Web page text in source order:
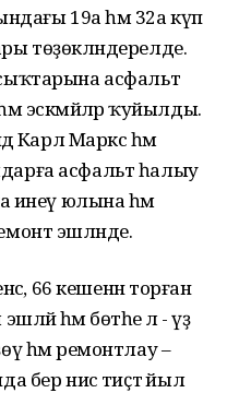
19а һәм 32а күп
төҙөкләндерелде.
асфальт
эскәмйәләр ҡуйылды.
Карл Маркс һәм
асфальт һалыу
инеү юлына һәм
эшләнде.
66 кешенән торған
һәм бөтәһе лә - үҙ
һәм ремонтлау –
бер нисә тиҫтә йыл